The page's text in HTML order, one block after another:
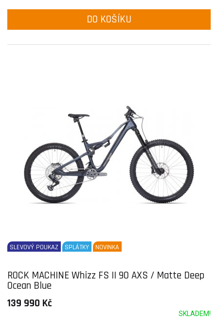
DO KOŠÍKU
SLEVOVÝ POUKAZ SPLÁTKY NOVINKA
ROCK MACHINE Whizz FS II 90 AXS / Matte Deep
Ocean Blue
139 990 Kč
SKLADEM!